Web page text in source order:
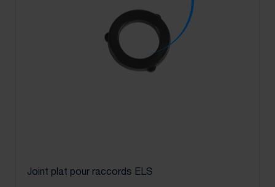
Joint plat pour raccords ELS